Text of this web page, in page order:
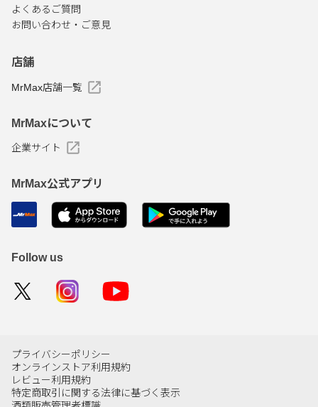
よくあるご質問
お問い合わせ・ご意見
店舗
MrMax店舗一覧
MrMaxについて
企業サイト
MrMax公式アプリ
Follow us
プライバシーポリシー
オンラインストア利用規約
レビュー利用規約
特定商取引に関する法律に基づく表示